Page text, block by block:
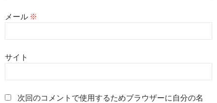
メール ※
サイト
次回のコメントで使用するためブラウザーに自分の名